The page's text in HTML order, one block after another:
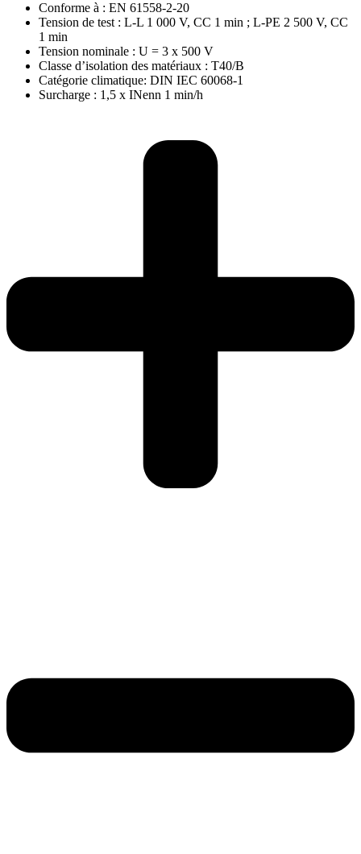
Conforme à : EN 61558-2-20
Tension de test : L-L 1 000 V, CC 1 min ; L-PE 2 500 V, CC
1 min
Tension nominale : U = 3 x 500 V
Classe d’isolation des matériaux : T40/B
Catégorie climatique: DIN IEC 60068-1
Surcharge : 1,5 x INenn 1 min/h